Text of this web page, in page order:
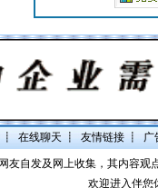
┋ 在线聊天 ┋ 友情链接 ┋ 广
友自发及网上收集，其内容
欢迎进入伴您